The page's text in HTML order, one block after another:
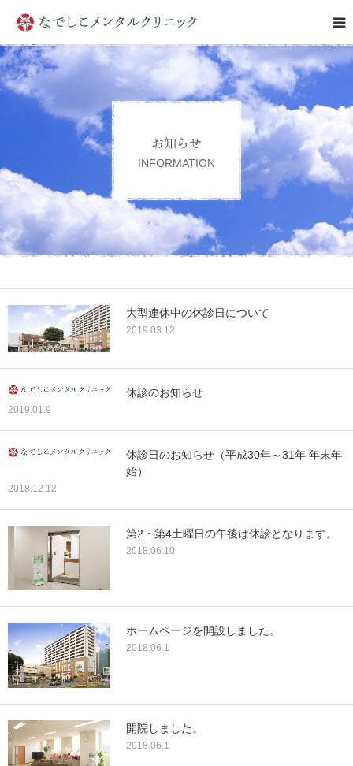
お知らせ
INFORMATION
大型連休中の休診日について
2019.03.12
休診のお知らせ
2019.01.9
休診日のお知らせ（平成30年～31年 年末年
始）
2018.12.12
第2・第4土曜日の午後は休診となります。
2018.06.10
ホームページを開設しました。
2018.06.1
開院しました。
2018.06.1
はじめての方へ
クリニックについて
アクセス
お問い合わせ